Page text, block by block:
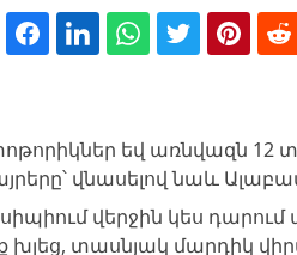
եվ առնվազն 12
վնասելով նաև
վերջին կես
խլեց, տասնյակ մարդիկ